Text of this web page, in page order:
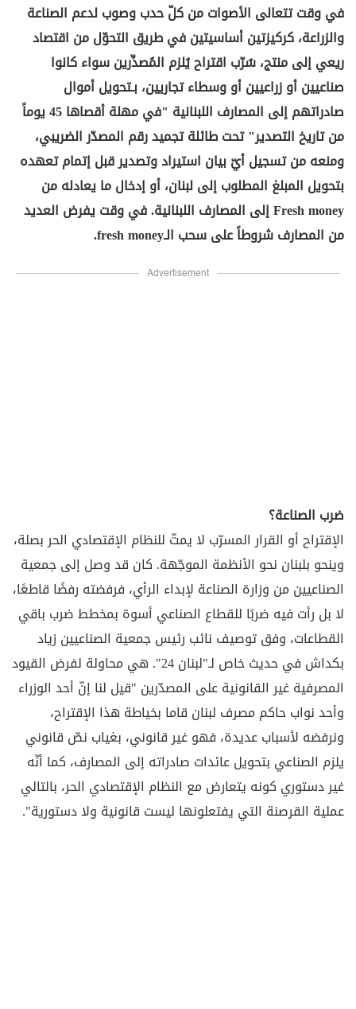
في وقت تتعالى الأصوات من كلّ حدب وصوب لدعم الصناعة
والزراعة، كركيزتين أساسيتين في طريق التحوّل من اقتصاد
ريعي إلى منتج، سُرّب اقتراح يُلزم المُصدِّرين سواء كانوا
صناعيين أو زراعيين أو وسطاء تجاريين، بـتحويل أموال
صادراتهم إلى المصارف اللبنانية "في مهلة أقصاها 45 يوماً
من تاريخ التصدير" تحت طائلة تجميد رقم المصدّر الضريبي،
ومنعه من تسجيل أيّ بيان استيراد وتصدير قبل إتمام تعهده
بتحويل المبلغ المطلوب إلى لبنان، أو إدخال ما يعادله من
Fresh money إلى المصارف اللبنانية. في وقت يفرض العديد
من المصارف شروطاً على سحب الـfresh money.
Advertisement
ضرب الصناعة؟
الإقتراح أو القرار المسرّب لا يمتّ للنظام الإقتصادي الحر بصلة،
وينحو بلبنان نحو الأنظمة الموجّهة. كان قد وصل إلى جمعية
الصناعيين من وزارة الصناعة لإبداء الرأي، فرفضته رفضًا قاطعًا،
لا بل رأت فيه ضربًا للقطاع الصناعي أسوة بمخطط ضرب باقي
القطاعات، وفق توصيف نائب رئيس جمعية الصناعيين زياد
بكداش في حديث خاص لـ"لبنان 24". هي محاولة لفرض القيود
المصرفية غير القانونية على المصدّرين "قيل لنا إنّ أحد الوزراء
وأحد نواب حاكم مصرف لبنان قاما بخياطة هذا الإقتراح،
ونرفضه لأسباب عديدة، فهو غير قانوني، بغياب نصّ قانوني
يلزم الصناعي بتحويل عائدات صادراته إلى المصارف، كما أنّه
غير دستوري كونه يتعارض مع النظام الإقتصادي الحر، بالتالي
عملية القرصنة التي يفتعلونها ليست قانونية ولا دستورية".